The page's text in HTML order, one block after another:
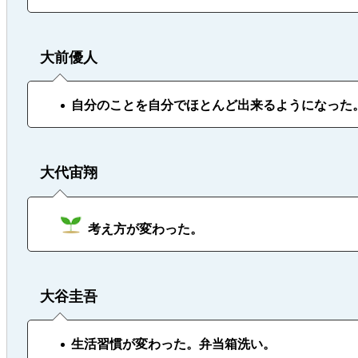
大前優人
自分のことを自分でほとんど出来るようになった
大代宙翔
考え方が変わった。
大谷圭吾
生活習慣が変わった。弁当箱洗い。